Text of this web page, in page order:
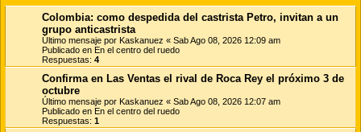
Colombia: como despedida del castrista Petro, invitan a un
grupo anticastrista
Último mensaje por Kaskanuez « Sab Ago 08, 2026 12:09 am
Publicado en En el centro del ruedo
Respuestas: 4
Confirma en Las Ventas el rival de Roca Rey el próximo 3 de
octubre
Último mensaje por Kaskanuez « Sab Ago 08, 2026 12:07 am
Publicado en En el centro del ruedo
Respuestas: 1